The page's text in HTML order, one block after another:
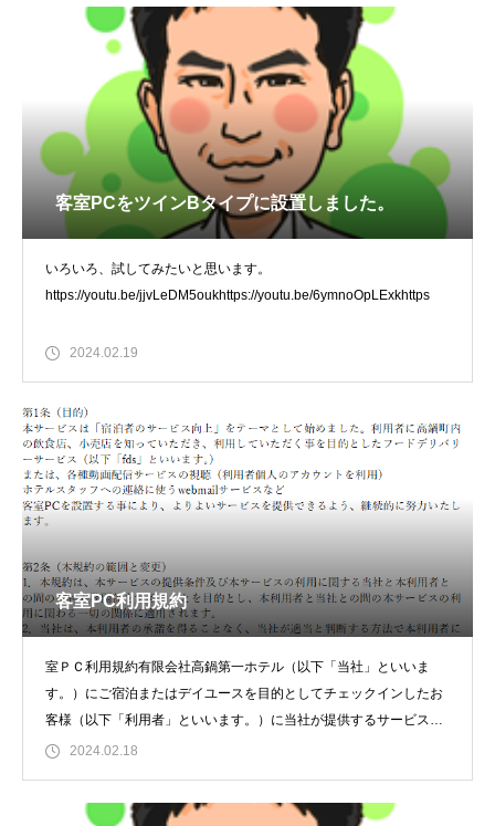
客室PCをツインBタイプに設置しました。
いろいろ、試してみたいと思います。
https://youtu.be/jjvLeDM5oukhttps://youtu.be/6ymnoOpLExkhttps
2024.02.19
客室PC利用規約
室ＰＣ利用規約有限会社高鍋第一ホテル（以下「当社」といいま
す。）にご宿泊またはデイユースを目的としてチェックインしたお
客様（以下「利用者」といいます。）に当社が提供するサービス
（以下「本サービス」と
2024.02.18